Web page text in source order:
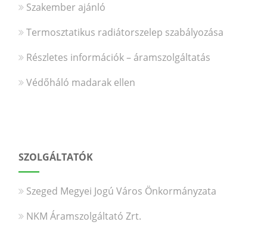
Szakember ajánló
Termosztatikus radiátorszelep szabályozása
Részletes információk – áramszolgáltatás
Védőháló madarak ellen
SZOLGÁLTATÓK
Szeged Megyei Jogú Város Önkormányzata
NKM Áramszolgáltató Zrt.